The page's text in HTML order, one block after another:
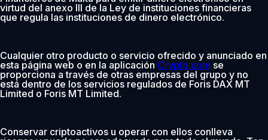
virtud del anexo III de la Ley de instituciones financieras
que regula las instituciones de dinero electrónico.
Cualquier otro producto o servicio ofrecido y anunciado en
esta página web o en la aplicación Crypto.com se
proporciona a través de otras empresas del grupo y no
está dentro de los servicios regulados de Foris DAX MT
Limited o Foris MT Limited.
Conservar criptoactivos u operar con ellos conlleva